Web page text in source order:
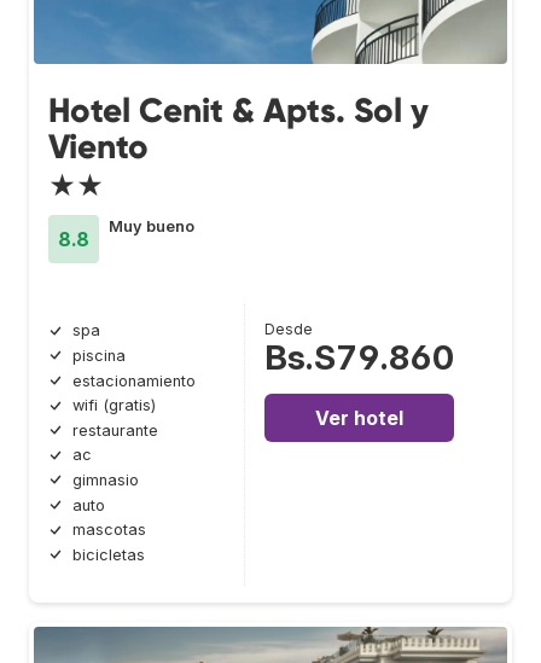
Hotel Cenit & Apts. Sol y
Viento
★★
8.8
Muy bueno
spa
piscina
estacionamiento
wifi (gratis)
restaurante
ac
gimnasio
auto
mascotas
bicicletas
Desde
Bs.S79.860
Ver hotel